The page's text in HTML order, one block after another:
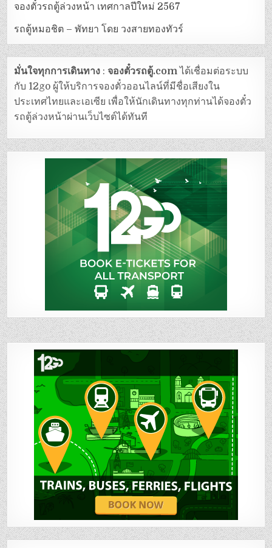
จองตั๋วรถตู้ล่วงหน้า เทศกาลปีใหม่ 2567
รถตู้หมอชิต – พัทยา โดย วงสายทองทัวร์
มั่นใจทุกการเดินทาง :จองตั๋วรถตู้.comได้เชื่อมต่อระบบ
กับ 12go ผู้ให้บริการจองตั๋วออนไลน์ที่มีชื่อเสียงใน
ประเทศไทยและเอเซีย เพื่อให้นักเดินทางทุกท่านได้จองตั๋ว
รถตู้ล่วงหน้าผ่านเว็บไซต์ได้ทันที